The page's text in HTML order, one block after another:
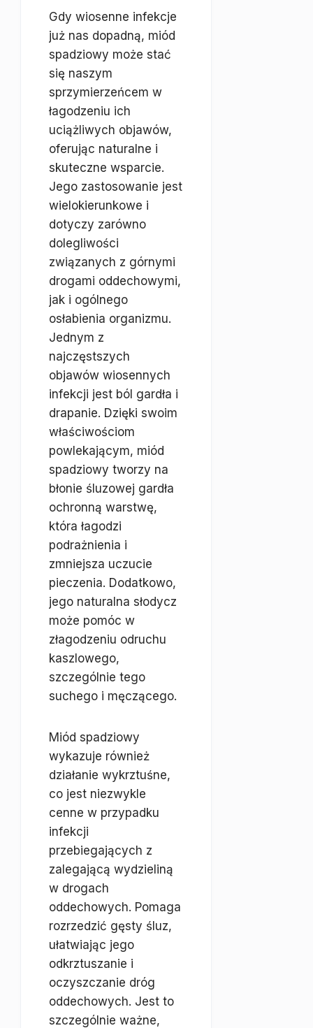
Gdy wiosenne infekcje
już nas dopadną, miód
spadziowy może stać
się naszym
sprzymierzeńcem w
łagodzeniu ich
uciążliwych objawów,
oferując naturalne i
skuteczne wsparcie.
Jego zastosowanie jest
wielokierunkowe i
dotyczy zarówno
dolegliwości
związanych z górnymi
drogami oddechowymi,
jak i ogólnego
osłabienia organizmu.
Jednym z
najczęstszych
objawów wiosennych
infekcji jest ból gardła i
drapanie. Dzięki swoim
właściwościom
powlekającym, miód
spadziowy tworzy na
błonie śluzowej gardła
ochronną warstwę,
która łagodzi
podrażnienia i
zmniejsza uczucie
pieczenia. Dodatkowo,
jego naturalna słodycz
może pomóc w
złagodzeniu odruchu
kaszlowego,
szczególnie tego
suchego i męczącego.
Miód spadziowy
wykazuje również
działanie wykrztuśne,
co jest niezwykle
cenne w przypadku
infekcji
przebiegających z
zalegającą wydzieliną
w drogach
oddechowych. Pomaga
rozrzedzić gęsty śluz,
ułatwiając jego
odkrztuszanie i
oczyszczanie dróg
oddechowych. Jest to
szczególnie ważne,